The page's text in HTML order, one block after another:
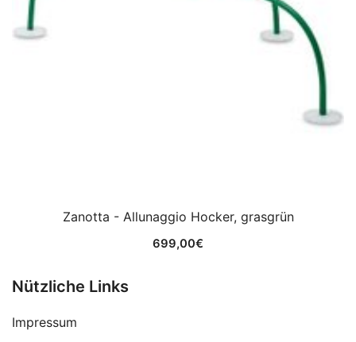
Zanotta - Allunaggio Hocker, grasgrün
699,00€
Nützliche Links
Impressum